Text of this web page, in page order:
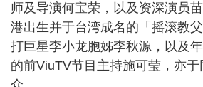
师及导演何宝荣，以及资深演员
港出生并于台湾成名的「摇滚教
打巨星李小龙胞姊李秋源，以及
的前ViuTV节目主持施可莹，亦